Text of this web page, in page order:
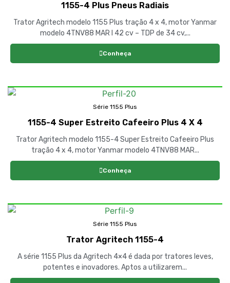
1155-4 Plus Pneus Radiais
Trator Agritech modelo 1155 Plus tração 4 x 4, motor Yanmar
modelo 4TNV88 MAR I 42 cv – TDP de 34 cv,...
Conheça
Série 1155 Plus
1155-4 Super Estreito Cafeeiro Plus 4 X 4
Trator Agritech modelo 1155-4 Super Estreito Cafeeiro Plus
tração 4 x 4, motor Yanmar modelo 4TNV88 MAR...
Conheça
Série 1155 Plus
Trator Agritech 1155-4
A série 1155 Plus da Agritech 4×4 é dada por tratores leves,
potentes e inovadores. Aptos a utilizarem...